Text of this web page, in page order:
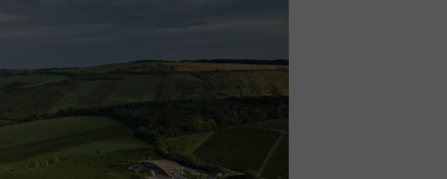
se projeví teprve s léty.
splynutí s místem, ze kterého víno pochází. Nadhled a
pobytem na terasách a umělém kopci zelené střechy,
scenerie horizontů Kurdějova, v dálce se rýsující
se k Rakousku.
dvoupatrová. Podzemní část je určena
vína, v přízemí se odehrává degustace, posezení